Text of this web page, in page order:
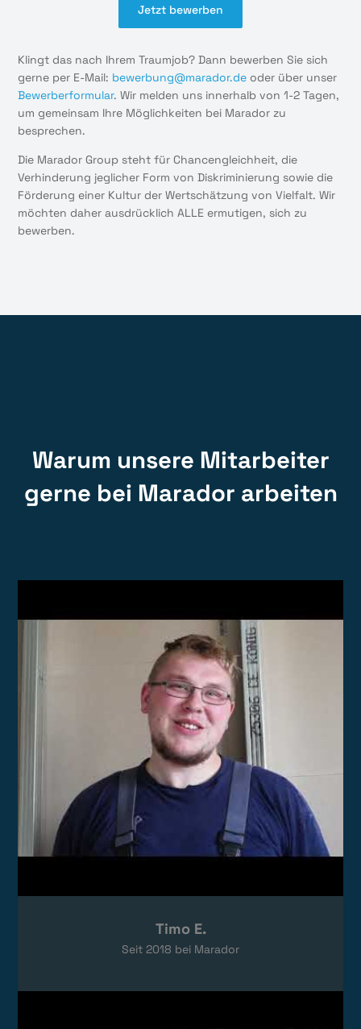
Jetzt bewerben
Klingt das nach Ihrem Traumjob? Dann bewerben Sie sich
gerne per E-Mail: bewerbung@marador.de oder über unser
Bewerberformular. Wir melden uns innerhalb von 1-2 Tagen,
um gemeinsam Ihre Möglichkeiten bei Marador zu
besprechen.
Die Marador Group steht für Chancengleichheit, die
Verhinderung jeglicher Form von Diskriminierung sowie die
Förderung einer Kultur der Wertschätzung von Vielfalt. Wir
möchten daher ausdrücklich ALLE ermutigen, sich zu
bewerben.
Warum unsere Mitarbeiter
gerne bei Marador arbeiten
Timo E.
Seit 2018 bei Marador